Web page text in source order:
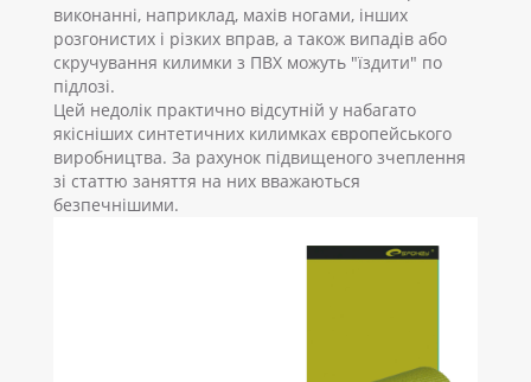
виконанні, наприклад, махів ногами, інших
розгонистих і різких вправ, а також випадів або
скручування килимки з ПВХ можуть "їздити" по
підлозі.
Цей недолік практично відсутній у набагато
якісніших синтетичних килимках європейського
виробництва. За рахунок підвищеного зчеплення
зі статтю заняття на них вважаються
безпечнішими.